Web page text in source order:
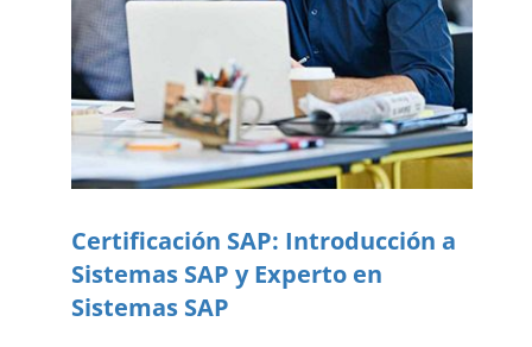
Certificación SAP: Introducción a
Sistemas SAP y Experto en
Sistemas SAP